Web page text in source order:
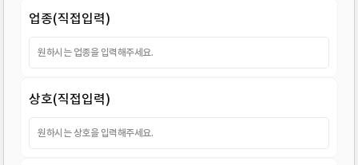
업종(직접입력)
상호(직접입력)